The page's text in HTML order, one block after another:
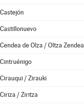
Castejón
Castillonuevo
Cendea de Olza / Oltza Zendea
Cintruénigo
Cirauqui / Zirauki
Ciriza / Ziritza